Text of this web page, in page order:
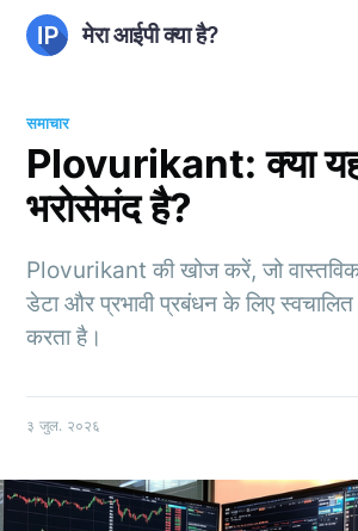
मेरा आईपी क्या है?
समाचार
Plovurikant: क्या यह
भरोसेमंद है?
Plovurikant की खोज करें, जो
डेटा और प्रभावी प्रबंधन के लिए स्वचालित
करता है।
३ जुल. २०२६